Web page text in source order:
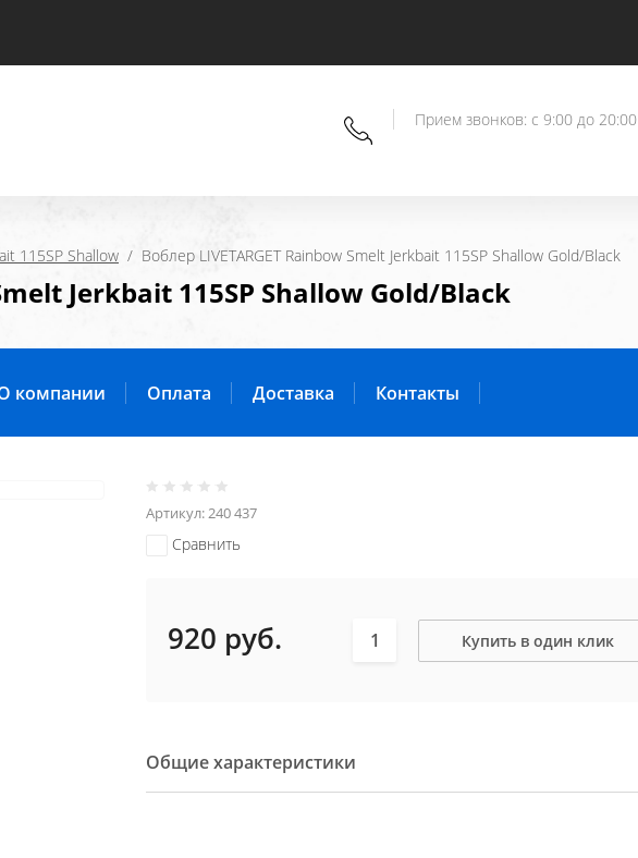
Прием звонков: с 9:00 до 20:00
115SP Shallow
  /  Воблер LIVETARGET Rainbow Smelt Jerkbait 115SP Shallow Gold/Black
Jerkbait 115SP Shallow Gold/Black
компании Оплата Доставка Контакты
Артикул:240 437
Сравнить
920 руб. Купить в один клик
Общие характеристики